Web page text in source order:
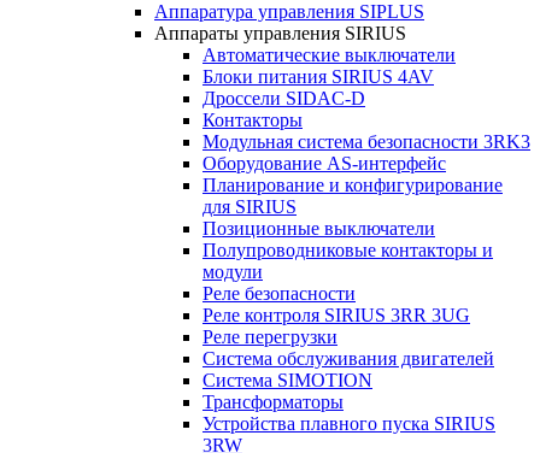
Аппаратура управления SIPLUS
Аппараты управления SIRIUS
Автоматические выключатели
Блоки питания SIRIUS 4AV
Дроссели SIDAC-D
Контакторы
Модульная система безопасности 3RK3
Оборудование AS-интерфейс
Планирование и конфигурирование
для SIRIUS
Позиционные выключатели
Полупроводниковые контакторы и
модули
Реле безопасности
Реле контроля SIRIUS 3RR 3UG
Реле перегрузки
Сиcтема обслуживания двигателей
Система SIMOTION
Трансформаторы
Устройства плавного пуска SIRIUS
3RW